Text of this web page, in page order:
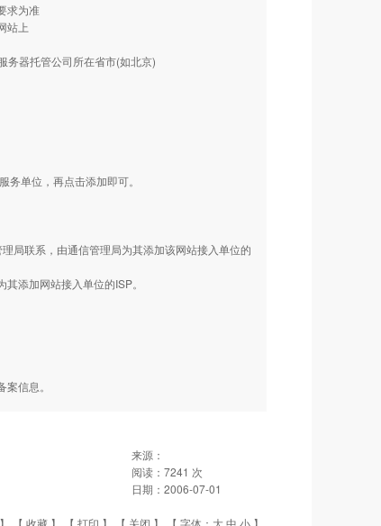
求为准
站上
务器托管公司所在省市(如北京)
单位，再点击添加即可。
局联系，由通信管理局为其添加该网站接入单位的
添加网站接入单位的ISP。
信息。
来源：
阅读： 7241 次
日期： 2006-07-01
】 【 收藏 】 【 打印 】 【 关闭 】 【 字体： 大中 小 】